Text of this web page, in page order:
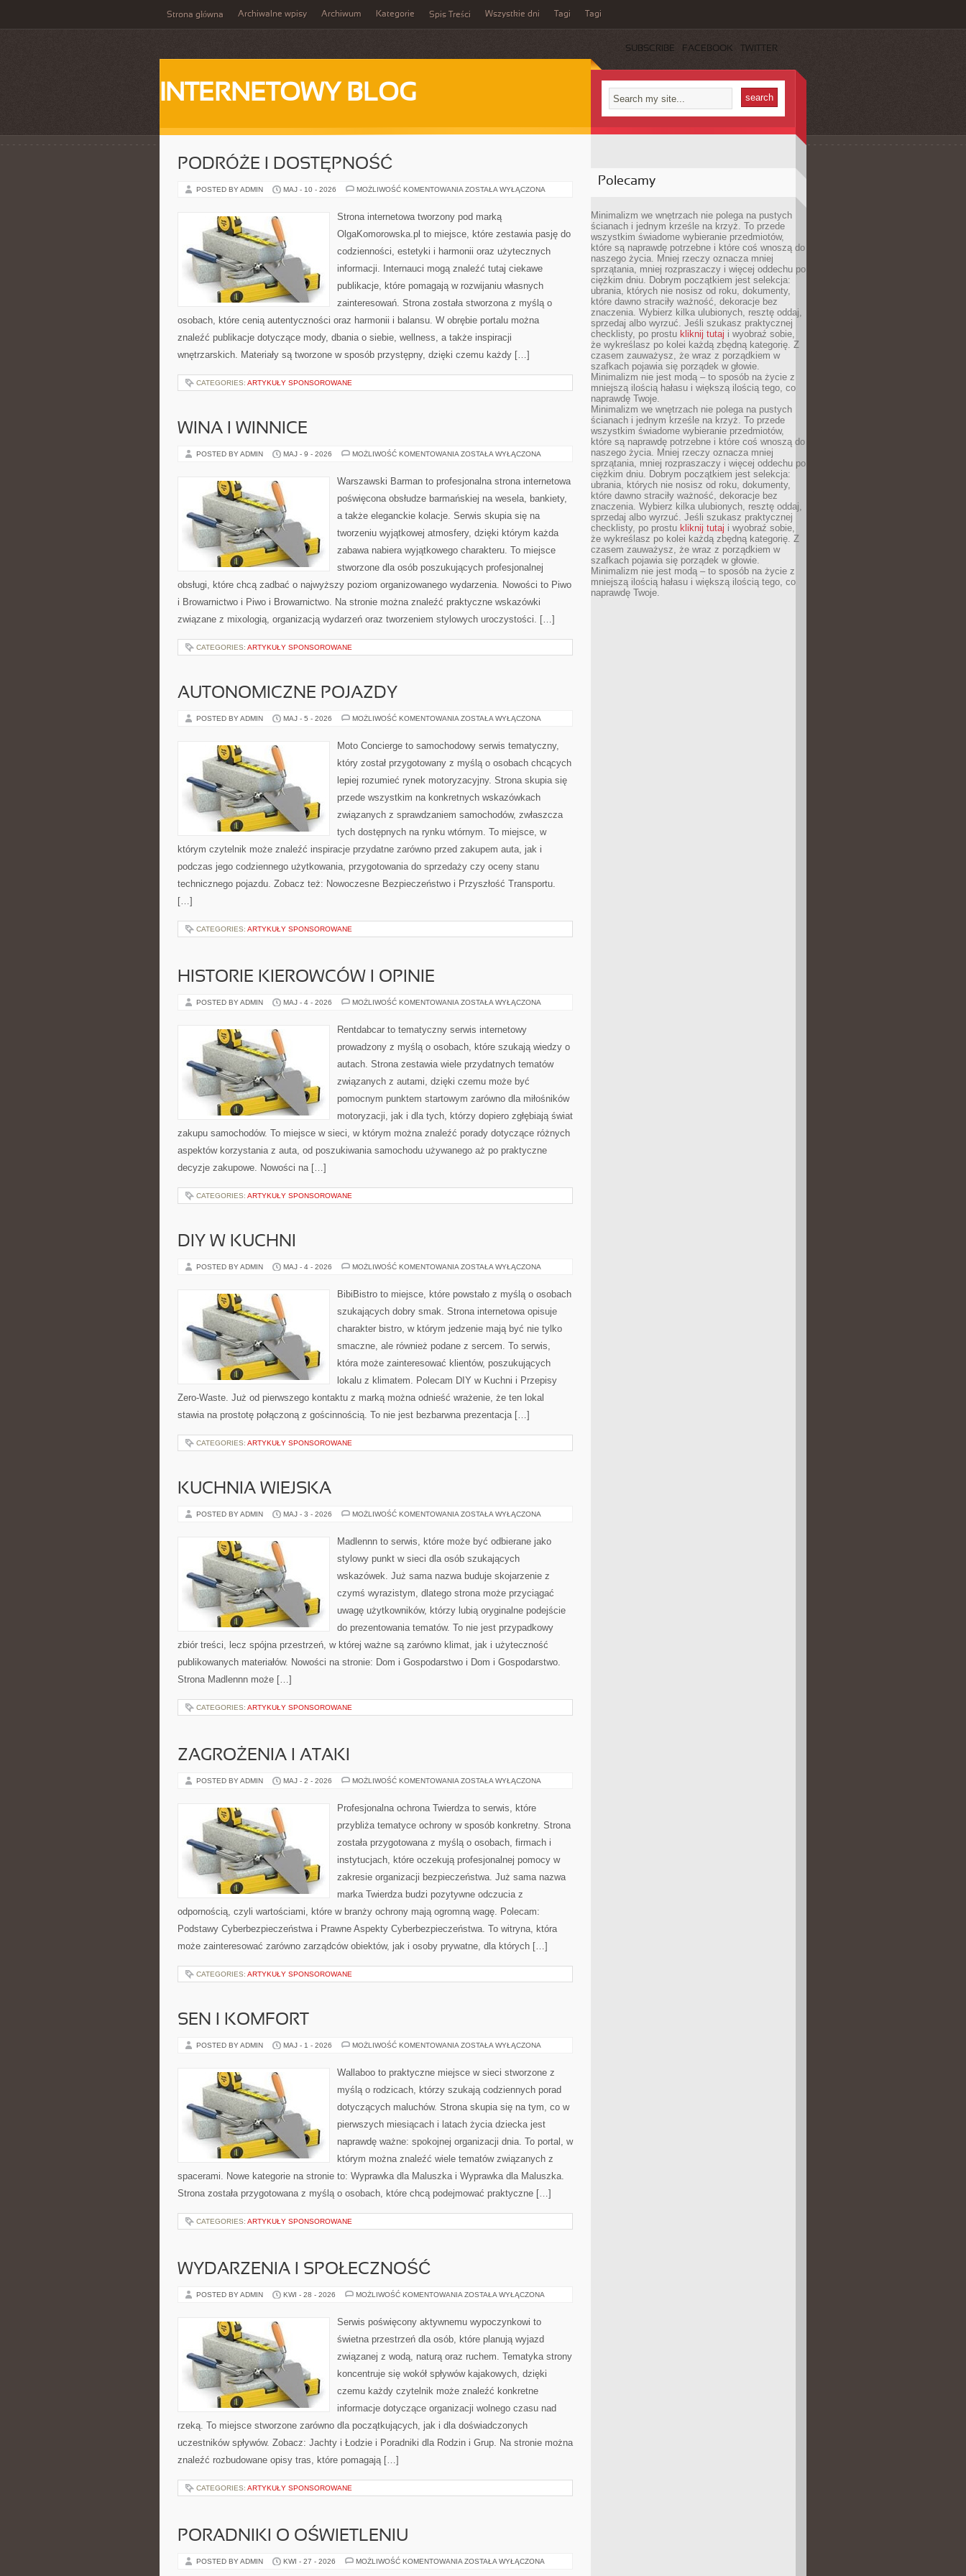
Strona główna Archiwalne wpisy Archiwum Kategorie Spis Treści Wszystkie dni Tagi Tagi
SUBSCRIBE FACEBOOK TWITTER
INTERNETOWY BLOG
PODRÓŻE I DOSTĘPNOŚĆ
POSTED BY ADMIN MAJ - 10 - 2026 MOŻLIWOŚĆ KOMENTOWANIA PODRÓŻE
ZOSTAŁA WYŁĄCZONA
Strona internetowa tworzony pod marką
OlgaKomorowska.pl to miejsce, które zestawia pasję do
codzienności, estetyki i harmonii oraz użytecznych
informacji. Internauci mogą znaleźć tutaj ciekawe
publikacje, które pomagają w rozwijaniu własnych
zainteresowań. Strona została stworzona z myślą o
osobach, które cenią autentyczności oraz harmonii i balansu. W obrębie portalu można
znaleźć publikacje dotyczące mody, dbania o siebie, wellness, a także inspiracji
wnętrzarskich. Materiały są tworzone w sposób przystępny, dzięki czemu każdy […]
CATEGORIES: ARTYKUŁY SPONSOROWANE
WINA I WINNICE
POSTED BY ADMIN MAJ - 9 - 2026 MOŻLIWOŚĆ KOMENTOWANIA WINA
ZOSTAŁA WYŁĄCZONA
Warszawski Barman to profesjonalna strona internetowa
poświęcona obsłudze barmańskiej na wesela, bankiety,
a także eleganckie kolacje. Serwis skupia się na
tworzeniu wyjątkowej atmosfery, dzięki którym każda
zabawa nabiera wyjątkowego charakteru. To miejsce
stworzone dla osób poszukujących profesjonalnej
obsługi, które chcą zadbać o najwyższy poziom organizowanego wydarzenia. Nowości to Piwo
i Browarnictwo i Piwo i Browarnictwo. Na stronie można znaleźć praktyczne wskazówki
związane z mixologią, organizacją wydarzeń oraz tworzeniem stylowych uroczystości. […]
CATEGORIES: ARTYKUŁY SPONSOROWANE
AUTONOMICZNE POJAZDY
POSTED BY ADMIN MAJ - 5 - 2026 MOŻLIWOŚĆ KOMENTOWANIA AUTONOMICZNE
ZOSTAŁA WYŁĄCZONA
Moto Concierge to samochodowy serwis tematyczny,
który został przygotowany z myślą o osobach chcących
lepiej rozumieć rynek motoryzacyjny. Strona skupia się
przede wszystkim na konkretnych wskazówkach
związanych z sprawdzaniem samochodów, zwłaszcza
tych dostępnych na rynku wtórnym. To miejsce, w
którym czytelnik może znaleźć inspiracje przydatne zarówno przed zakupem auta, jak i
podczas jego codziennego użytkowania, przygotowania do sprzedaży czy oceny stanu
technicznego pojazdu. Zobacz też: Nowoczesne Bezpieczeństwo i Przyszłość Transportu.
[…]
CATEGORIES: ARTYKUŁY SPONSOROWANE
HISTORIE KIEROWCÓW I OPINIE
POSTED BY ADMIN MAJ - 4 - 2026 MOŻLIWOŚĆ KOMENTOWANIA HISTORIE
OPINIE
ZOSTAŁA WYŁĄCZONA
Rentdabcar to tematyczny serwis internetowy
prowadzony z myślą o osobach, które szukają wiedzy o
autach. Strona zestawia wiele przydatnych tematów
związanych z autami, dzięki czemu może być
pomocnym punktem startowym zarówno dla miłośników
motoryzacji, jak i dla tych, którzy dopiero zgłębiają świat
zakupu samochodów. To miejsce w sieci, w którym można znaleźć porady dotyczące różnych
aspektów korzystania z auta, od poszukiwania samochodu używanego aż po praktyczne
decyzje zakupowe. Nowości na […]
CATEGORIES: ARTYKUŁY SPONSOROWANE
DIY W KUCHNI
POSTED BY ADMIN MAJ - 4 - 2026 MOŻLIWOŚĆ KOMENTOWANIA DIY
ZOSTAŁA WYŁĄCZONA
BibiBistro to miejsce, które powstało z myślą o osobach
szukających dobry smak. Strona internetowa opisuje
charakter bistro, w którym jedzenie mają być nie tylko
smaczne, ale również podane z sercem. To serwis,
która może zainteresować klientów, poszukujących
lokalu z klimatem. Polecam DIY w Kuchni i Przepisy
Zero-Waste. Już od pierwszego kontaktu z marką można odnieść wrażenie, że ten lokal
stawia na prostotę połączoną z gościnnością. To nie jest bezbarwna prezentacja […]
CATEGORIES: ARTYKUŁY SPONSOROWANE
KUCHNIA WIEJSKA
POSTED BY ADMIN MAJ - 3 - 2026 MOŻLIWOŚĆ KOMENTOWANIA KUCHNIA
ZOSTAŁA WYŁĄCZONA
Madlennn to serwis, które może być odbierane jako
stylowy punkt w sieci dla osób szukających
wskazówek. Już sama nazwa buduje skojarzenie z
czymś wyrazistym, dlatego strona może przyciągać
uwagę użytkowników, którzy lubią oryginalne podejście
do prezentowania tematów. To nie jest przypadkowy
zbiór treści, lecz spójna przestrzeń, w której ważne są zarówno klimat, jak i użyteczność
publikowanych materiałów. Nowości na stronie: Dom i Gospodarstwo i Dom i Gospodarstwo.
Strona Madlennn może […]
CATEGORIES: ARTYKUŁY SPONSOROWANE
ZAGROŻENIA I ATAKI
POSTED BY ADMIN MAJ - 2 - 2026 MOŻLIWOŚĆ KOMENTOWANIA ZAGROŻENIA
ZOSTAŁA WYŁĄCZONA
Profesjonalna ochrona Twierdza to serwis, które
przybliża tematyce ochrony w sposób konkretny. Strona
została przygotowana z myślą o osobach, firmach i
instytucjach, które oczekują profesjonalnej pomocy w
zakresie organizacji bezpieczeństwa. Już sama nazwa
marka Twierdza budzi pozytywne odczucia z
odpornością, czyli wartościami, które w branży ochrony mają ogromną wagę. Polecam:
Podstawy Cyberbezpieczeństwa i Prawne Aspekty Cyberbezpieczeństwa. To witryna, która
może zainteresować zarówno zarządców obiektów, jak i osoby prywatne, dla których […]
CATEGORIES: ARTYKUŁY SPONSOROWANE
SEN I KOMFORT
POSTED BY ADMIN MAJ - 1 - 2026 MOŻLIWOŚĆ KOMENTOWANIA SEN
ZOSTAŁA WYŁĄCZONA
Wallaboo to praktyczne miejsce w sieci stworzone z
myślą o rodzicach, którzy szukają codziennych porad
dotyczących maluchów. Strona skupia się na tym, co w
pierwszych miesiącach i latach życia dziecka jest
naprawdę ważne: spokojnej organizacji dnia. To portal, w
którym można znaleźć wiele tematów związanych z
spacerami. Nowe kategorie na stronie to: Wyprawka dla Maluszka i Wyprawka dla Maluszka.
Strona została przygotowana z myślą o osobach, które chcą podejmować praktyczne […]
CATEGORIES: ARTYKUŁY SPONSOROWANE
WYDARZENIA I SPOŁECZNOŚĆ
POSTED BY ADMIN KWI - 28 - 2026 MOŻLIWOŚĆ KOMENTOWANIA WYDARZENIA
ZOSTAŁA WYŁĄCZONA
Serwis poświęcony aktywnemu wypoczynkowi to
świetna przestrzeń dla osób, które planują wyjazd
związanej z wodą, naturą oraz ruchem. Tematyka strony
koncentruje się wokół spływów kajakowych, dzięki
czemu każdy czytelnik może znaleźć konkretne
informacje dotyczące organizacji wolnego czasu nad
rzeką. To miejsce stworzone zarówno dla początkujących, jak i dla doświadczonych
uczestników spływów. Zobacz: Jachty i Łodzie i Poradniki dla Rodzin i Grup. Na stronie można
znaleźć rozbudowane opisy tras, które pomagają […]
CATEGORIES: ARTYKUŁY SPONSOROWANE
PORADNIKI O OŚWIETLENIU
POSTED BY ADMIN KWI - 27 - 2026 MOŻLIWOŚĆ KOMENTOWANIA PORADNIKI
ZOSTAŁA WYŁĄCZONA
Polecamy
Minimalizm we wnętrzach nie polega na pustych
ścianach i jednym krześle na krzyż. To przede
wszystkim świadome wybieranie przedmiotów,
które są naprawdę potrzebne i które coś wnoszą do
naszego życia. Mniej rzeczy oznacza mniej
sprzątania, mniej rozpraszaczy i więcej oddechu po
ciężkim dniu. Dobrym początkiem jest selekcja:
ubrania, których nie nosisz od roku, dokumenty,
które dawno straciły ważność, dekoracje bez
znaczenia. Wybierz kilka ulubionych, resztę oddaj,
sprzedaj albo wyrzuć. Jeśli szukasz praktycznej
checklisty, po prostu kliknij tutaj i wyobraź sobie,
że wykreślasz po kolei każdą zbędną kategorię. Z
czasem zauważysz, że wraz z porządkiem w
szafkach pojawia się porządek w głowie.
Minimalizm nie jest modą – to sposób na życie z
mniejszą ilością hałasu i większą ilością tego, co
naprawdę Twoje.
Minimalizm we wnętrzach nie polega na pustych
ścianach i jednym krześle na krzyż. To przede
wszystkim świadome wybieranie przedmiotów,
które są naprawdę potrzebne i które coś wnoszą do
naszego życia. Mniej rzeczy oznacza mniej
sprzątania, mniej rozpraszaczy i więcej oddechu po
ciężkim dniu. Dobrym początkiem jest selekcja:
ubrania, których nie nosisz od roku, dokumenty,
które dawno straciły ważność, dekoracje bez
znaczenia. Wybierz kilka ulubionych, resztę oddaj,
sprzedaj albo wyrzuć. Jeśli szukasz praktycznej
checklisty, po prostu kliknij tutaj i wyobraź sobie,
że wykreślasz po kolei każdą zbędną kategorię. Z
czasem zauważysz, że wraz z porządkiem w
szafkach pojawia się porządek w głowie.
Minimalizm nie jest modą – to sposób na życie z
mniejszą ilością hałasu i większą ilością tego, co
naprawdę Twoje.